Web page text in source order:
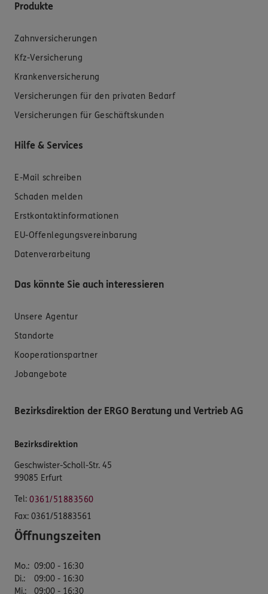
Produkte
Zahnversicherungen
Kfz-Versicherung
Krankenversicherung
Versicherungen für den privaten Bedarf
Versicherungen für Geschäftskunden
Hilfe & Services
E-Mail schreiben
Schaden melden
Erstkontaktinformationen
EU-Offenlegungsvereinbarung
Datenverarbeitung
Das könnte Sie auch interessieren
Unsere Agentur
Standorte
Kooperationspartner
Jobangebote
Bezirksdirektion der ERGO Beratung und Vertrieb AG
Bezirksdirektion
Geschwister-Scholl-Str. 45
99085 Erfurt
Tel: 0361/51883560
Fax: 0361/51883561
Öffnungszeiten
Mo.: 09:00 - 16:30
Di.:
09:00 - 16:30
Mi.:
09:00 - 16:30